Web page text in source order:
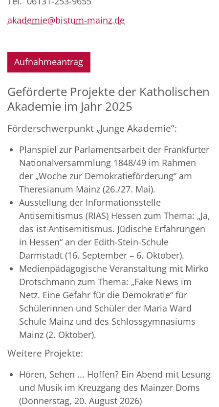
akademie@bistum-mainz.de
Aufnahmeantrag
Geförderte Projekte der Katholischen
Akademie im Jahr 2025
Förderschwerpunkt „Junge Akademie“:
Planspiel zur Parlamentsarbeit der Frankfurter
Nationalversammlung 1848/49 im Rahmen
der „Woche zur Demokratieförderung“ am
Theresianum Mainz (26./27. Mai).
Ausstellung der Informationsstelle
Antisemitismus (RIAS) Hessen zum Thema: „Ja,
das ist Antisemitismus. Jüdische Erfahrungen
in Hessen“ an der Edith-Stein-Schule
Darmstadt (16. September – 6. Oktober).
Medienpädagogische Veranstaltung mit Mirko
Drotschmann zum Thema: „Fake News im
Netz. Eine Gefahr für die Demokratie“ für
Schülerinnen und Schüler der Maria Ward
Schule Mainz und des Schlossgymnasiums
Mainz (2. Oktober).
Weitere Projekte:
Hören, Sehen ... Hoffen? Ein Abend mit Lesung
und Musik im Kreuzgang des Mainzer Doms
(Donnerstag, 20. August 2026)